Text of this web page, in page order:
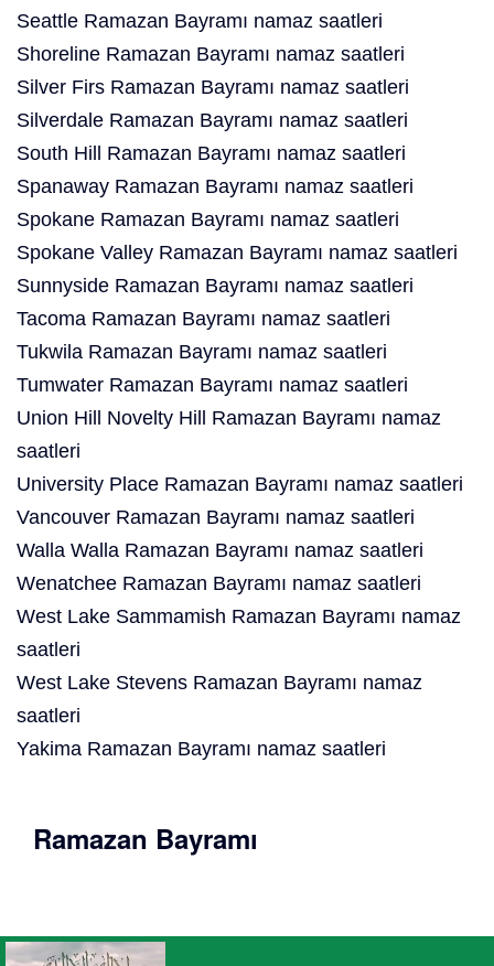
Seattle Ramazan Bayramı namaz saatleri
Shoreline Ramazan Bayramı namaz saatleri
Silver Firs Ramazan Bayramı namaz saatleri
Silverdale Ramazan Bayramı namaz saatleri
South Hill Ramazan Bayramı namaz saatleri
Spanaway Ramazan Bayramı namaz saatleri
Spokane Ramazan Bayramı namaz saatleri
Spokane Valley Ramazan Bayramı namaz saatleri
Sunnyside Ramazan Bayramı namaz saatleri
Tacoma Ramazan Bayramı namaz saatleri
Tukwila Ramazan Bayramı namaz saatleri
Tumwater Ramazan Bayramı namaz saatleri
Union Hill Novelty Hill Ramazan Bayramı namaz
saatleri
University Place Ramazan Bayramı namaz saatleri
Vancouver Ramazan Bayramı namaz saatleri
Walla Walla Ramazan Bayramı namaz saatleri
Wenatchee Ramazan Bayramı namaz saatleri
West Lake Sammamish Ramazan Bayramı namaz
saatleri
West Lake Stevens Ramazan Bayramı namaz
saatleri
Yakima Ramazan Bayramı namaz saatleri
Ramazan Bayramı